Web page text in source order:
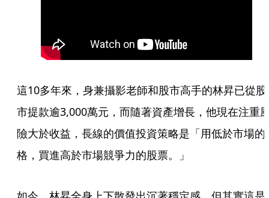
這10多年來，身兼攝影老師和股市高手的林昇已從股
市提款逾3,000萬元，而隨著資產增長，他現在注重
險大於收益，長線的價值投資策略是「用低於市場的
格，買進高於市場競爭力的股票。」